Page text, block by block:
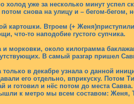
уже за несколько минут успел
снова на улицу и – бегом-бегом,
картошки. Втроем (+
что-то наподобие густого супчика.
морковки, около килограмма
В самый разгар пришел
в декабре узнала о данной
его отдельно, вприкуску.
и готовил и нёс потом до места
к метро мы всем составом: Женя,